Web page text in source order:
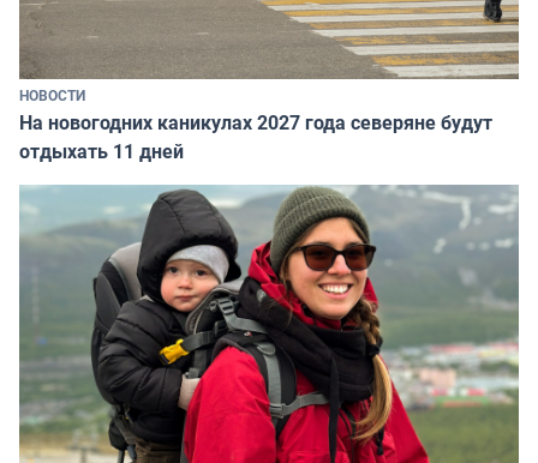
НОВОСТИ
На новогодних каникулах 2027 года северяне будут
отдыхать 11 дней